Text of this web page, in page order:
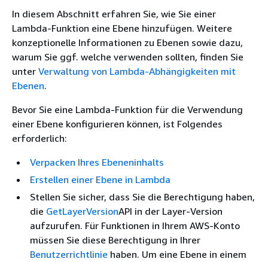
In diesem Abschnitt erfahren Sie, wie Sie einer
Lambda-Funktion eine Ebene hinzufügen. Weitere
konzeptionelle Informationen zu Ebenen sowie dazu,
warum Sie ggf. welche verwenden sollten, finden Sie
unter Verwaltung von Lambda-Abhängigkeiten mit
Ebenen.
Bevor Sie eine Lambda-Funktion für die Verwendung
einer Ebene konfigurieren können, ist Folgendes
erforderlich:
Verpacken Ihres Ebeneninhalts
Erstellen einer Ebene in Lambda
Stellen Sie sicher, dass Sie die Berechtigung haben,
die GetLayerVersionAPI in der Layer-Version
aufzurufen. Für Funktionen in Ihrem AWS-Konto
müssen Sie diese Berechtigung in Ihrer
Benutzerrichtlinie haben. Um eine Ebene in einem